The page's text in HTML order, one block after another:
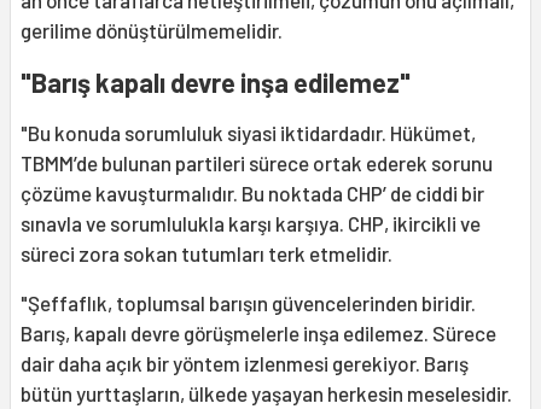
gerilime dönüştürülmemelidir.
"Barış kapalı devre inşa edilemez"
"Bu konuda sorumluluk siyasi iktidardadır. Hükümet,
TBMM’de bulunan partileri sürece ortak ederek sorunu
çözüme kavuşturmalıdır. Bu noktada CHP’ de ciddi bir
sınavla ve sorumlulukla karşı karşıya. CHP, ikircikli ve
süreci zora sokan tutumları terk etmelidir.
"Şeffaflık, toplumsal barışın güvencelerinden biridir.
Barış, kapalı devre görüşmelerle inşa edilemez. Sürece
dair daha açık bir yöntem izlenmesi gerekiyor. Barış
bütün yurttaşların, ülkede yaşayan herkesin meselesidir.